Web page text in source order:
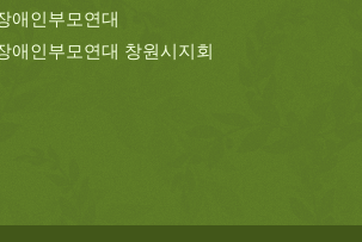
애인부모연대
애인부모연대 창원시지회